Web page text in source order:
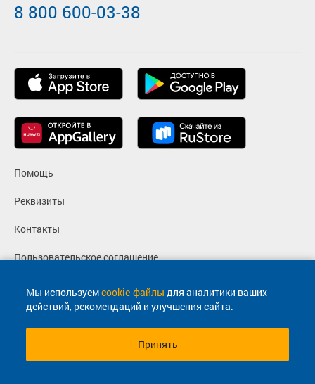
Мы используемcookie-файлы для аналитики ваших
действий, рекомендаций и улучшения сайта.
Принять
Помощь
Реквизиты
Контакты
Пользовательское соглашение
Политика конфиденциальности
Согласие на маркетинговые сообщения
8 800 600-03-38
© 2013-2026, ООО "Капитал"- Онлайн сервис продажи